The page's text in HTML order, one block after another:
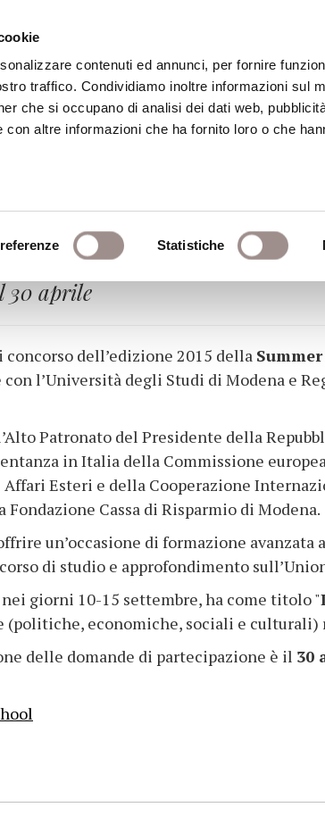
contenuti ed annunci, per fornire
traffico. Condividiamo inoltre informazioni sul
che si occupano di analisi dei dati web,
con altre informazioni che ha fornito loro o che
Statistiche
Centro Culturale Centro
STUDIO
della Summer School Renzo
30 aprile
dell’edizione 2015 della
l’Università degli Studi di Modena e
Patronato del Presidente della
in Italia della Commissione
Esteri e della Cooperazione
Cassa di Risparmio di Modena.
un’occasione di formazione
di studio e approfondimento
nei giorni 10-15 settembre, ha come titolo "
economiche, sociali e culturali)
delle domande di partecipazione è il 30